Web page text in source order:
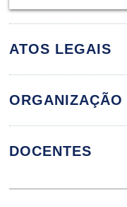
ATOS LEGAIS
ORGANIZAÇÃO
DOCENTES